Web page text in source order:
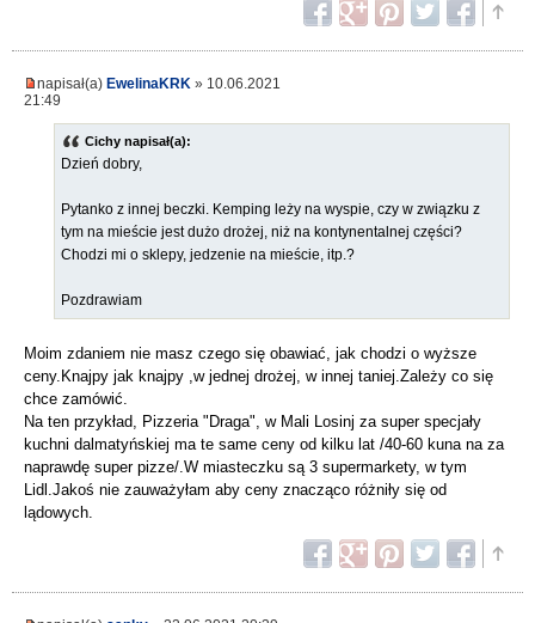
napisał(a) EwelinaKRK » 10.06.2021
21:49
Cichy napisał(a):
Dzień dobry,
Pytanko z innej beczki. Kemping leży na wyspie, czy w związku z
tym na mieście jest dużo drożej, niż na kontynentalnej części?
Chodzi mi o sklepy, jedzenie na mieście, itp.?
Pozdrawiam
Moim zdaniem nie masz czego się obawiać, jak chodzi o wyższe
ceny.Knajpy jak knajpy ,w jednej drożej, w innej taniej.Zależy co się
chce zamówić.
Na ten przykład, Pizzeria "Draga", w Mali Losinj za super specjały
kuchni dalmatyńskiej ma te same ceny od kilku lat /40-60 kuna na za
naprawdę super pizze/.W miasteczku są 3 supermarkety, w tym
Lidl.Jakoś nie zauważyłam aby ceny znacząco różniły się od
lądowych.